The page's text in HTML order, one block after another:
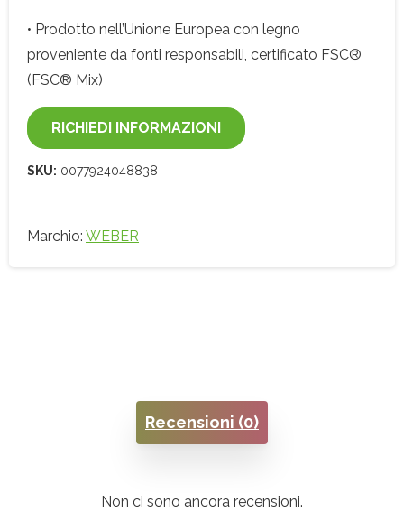
• Prodotto nell’Unione Europea con legno
proveniente da fonti responsabili, certificato FSC®
(FSC® Mix)
RICHIEDI INFORMAZIONI
SKU: 0077924048838
Marchio: WEBER
Recensioni (0)
Non ci sono ancora recensioni.